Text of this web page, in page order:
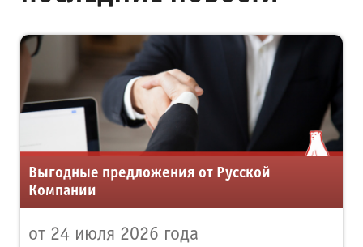
Выгодные предложения от Русской
Компании
от 24 июля 2026 года